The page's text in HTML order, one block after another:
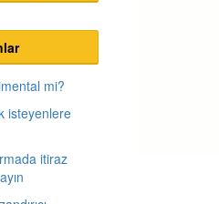
mi?
isteyenlere
itiraz